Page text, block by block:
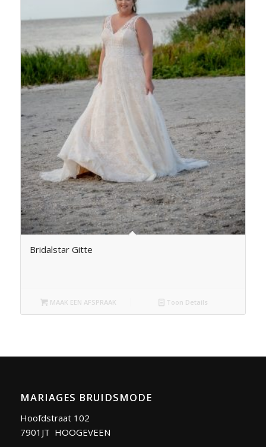
Bridalstar Gitte
MAAK EEN AFSPRAAK Toon Details
MARIAGES BRUIDSMODE
Hoofdstraat 102
7901JT HOOGEVEEN